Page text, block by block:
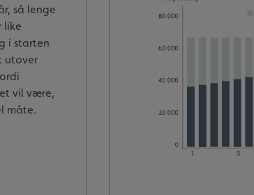
så lenge
like
i starten
utover
vil være,
måte.